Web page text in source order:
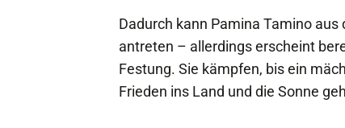
Dadurch kann Pamina Tamino
antreten – allerdings erscheint
Festung. Sie kämpfen, bis ein
Frieden ins Land und die Sonne